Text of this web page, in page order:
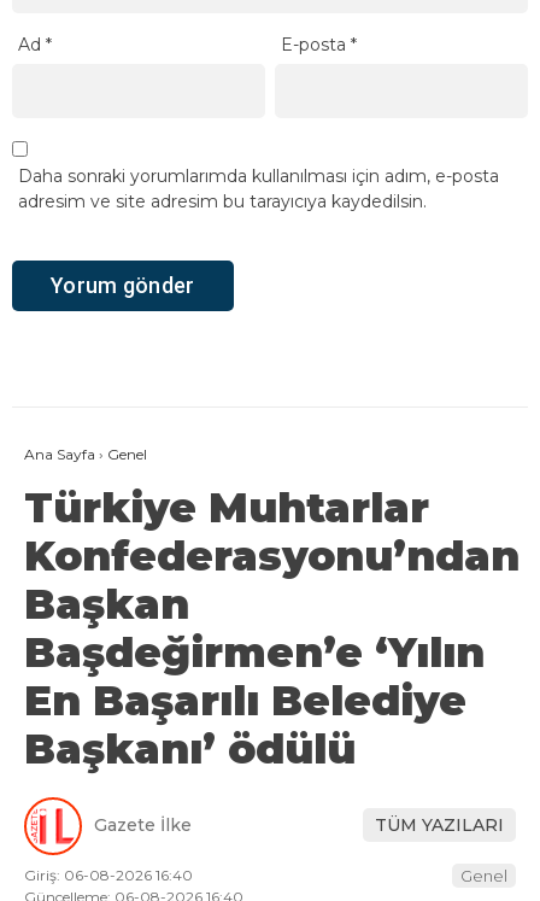
Ad * E-posta*
Daha sonraki yorumlarımda kullanılması için adım, e-posta
adresim ve site adresim bu tarayıcıya kaydedilsin.
Ana Sayfa › Genel
Türkiye Muhtarlar
Konfederasyonu’ndan
Başkan
Başdeğirmen’e ‘Yılın
En Başarılı Belediye
Başkanı’ ödülü
Gazete İlke TÜM YAZILARI
Giriş: 06-08-2026 16:40
Güncelleme: 06-08-2026 16:40
Genel